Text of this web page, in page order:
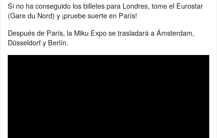
Si no ha conseguido los billetes para Londres, tome el Eurostar
(Gare du Nord) y ¡pruebe suerte en París!
Después de París, la Miku Expo se trasladará a Ámsterdam,
Düsseldorf y Berlín.